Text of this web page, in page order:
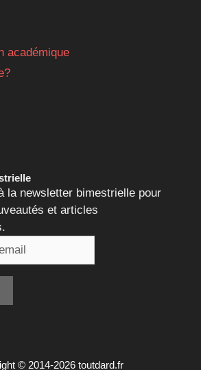
académique
la newsletter bimestrielle pour
et articles
© 2014-2026 toutdard.fr